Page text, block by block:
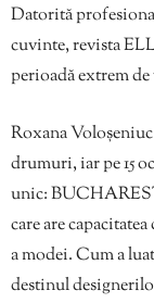
Datorită
cuvinte, revista
perioadă extrem
Roxana
drumuri, iar pe 15
unic:
care are
a modei. Cum a
destinul